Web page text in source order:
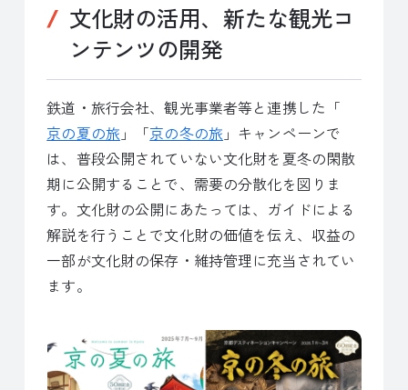
文化財の活用、新たな観光コ
ンテンツの開発
鉄道・旅行会社、観光事業者等と連携した「
京の夏の旅 」「京の冬の旅 」キャンペーンで
は、普段公開されていない文化財を夏冬の閑散
期に公開することで、需要の分散化を図りま
す。文化財の公開にあたっては、ガイドによる
解説を行うことで文化財の価値を伝え、収益の
一部が文化財の保存・維持管理に充当されてい
ます。